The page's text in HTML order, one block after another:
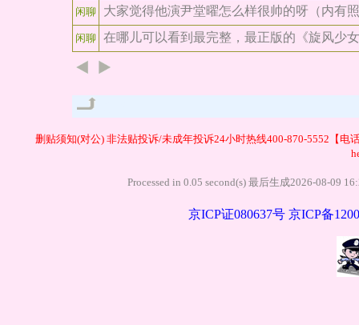
闲聊 大家觉得他演尹堂曜怎么样很帅的呀（内有
闲聊 在哪儿可以看到最完整，最正版的《旋风少
删贴须知(对公)非法贴投诉/未成年投诉24小时热线400-870-5552【电
Processed in 0.05 second(s) 最后生成2026-08-09
京ICP证080637号 京ICP备